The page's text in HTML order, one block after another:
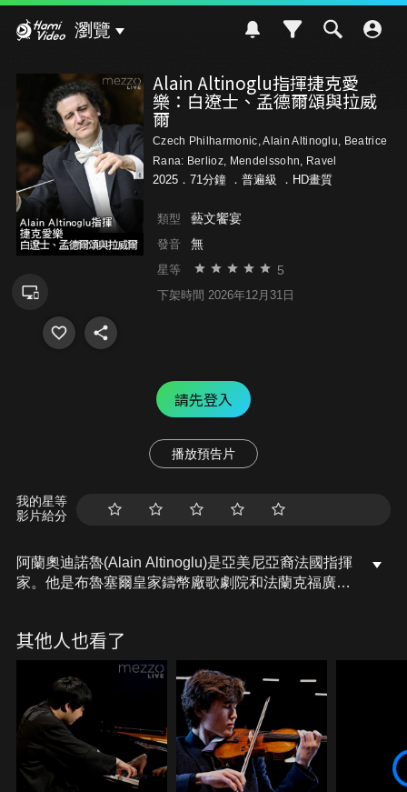
瀏覽
Alain Altinoglu指揮捷克愛
樂：白遼士、孟德爾頌與拉威
爾
Czech Philharmonic, Alain Altinoglu, Beatrice
Rana: Berlioz, Mendelssohn, Ravel
2025．71分鐘 ． 普遍級 ．HD畫質
類型 藝文饗宴
發音 無
星等 5
下架時間 2026年12月31日
請先登入
播放預告片
我的星等
影片給分
阿蘭奧迪諾魯(Alain Altinoglu)是亞美尼亞裔法國指揮
家。他是布魯塞爾皇家鑄幣廠歌劇院和法蘭克福廣播
凡脫俗的歌劇表演贏得廣泛認可。於法蘭克福交響樂
團的任期則從2021-22年賽季開始，並經常於各國際
歌劇院、音樂廳和音樂節上擔任指揮。2023年法國文
化部頒發藝術與文學勳章，表揚他的傑出貢獻。
其他人也看了